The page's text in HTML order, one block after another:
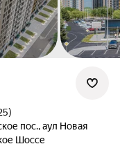
пос., аул Новая
Шоссе